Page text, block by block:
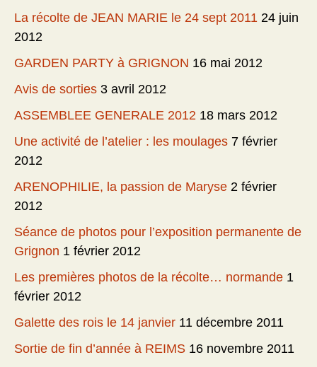
La récolte de JEAN MARIE le 24 sept 2011 24 juin
2012
GARDEN PARTY à GRIGNON 16 mai 2012
Avis de sorties 3 avril 2012
ASSEMBLEE GENERALE 2012 18 mars 2012
Une activité de l’atelier : les moulages 7 février
2012
ARENOPHILIE, la passion de Maryse 2 février
2012
Séance de photos pour l’exposition permanente de
Grignon 1 février 2012
Les premières photos de la récolte… normande 1
février 2012
Galette des rois le 14 janvier 11 décembre 2011
Sortie de fin d’année à REIMS 16 novembre 2011